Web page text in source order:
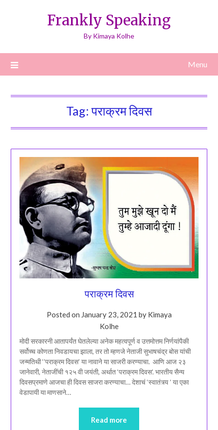
Frankly Speaking
By Kimaya Kolhe
Menu
Tag:पराक्रम दिवस
पराक्रम दिवस
Posted on January 23, 2021 by Kimaya
Kolhe
मोदी सरकारनी आतापर्यंत घेतलेल्या अनेक महत्वपूर्ण व उत्तमोत्तम निर्णयांपैकी
सर्वोच्च कोणता निवडायचा झाला, तर तो म्हणजे नेताजी सुभाषचंद्र बोस यांची
जन्मतिथी ‘’पराक्रम दिवस’ या नावाने या साजरी करण्याचा. आणि आज २३
जानेवारी, नेताजींची १२५ वी जयंती, अर्थात ‘पराक्रम दिवस’. भारतीय सैन्य
दिवसप्रमाणे आजचा ही दिवस साजरा करण्याचा… देशाचं ‘स्वातंत्र्य ’ या एका
वेडापायी या माणसाने…
Read more